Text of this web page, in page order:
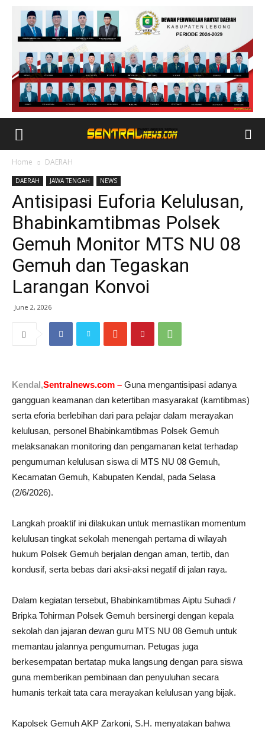
Home DAERAH
DAERAH JAWA TENGAH NEWS
Antisipasi Euforia Kelulusan,
Bhabinkamtibmas Polsek
Gemuh Monitor MTS NU 08
Gemuh dan Tegaskan
Larangan Konvoi
June 2, 2026
Kendal,Sentralnews.com – Guna mengantisipasi adanya
gangguan keamanan dan ketertiban masyarakat (kamtibmas)
serta eforia berlebihan dari para pelajar dalam merayakan
kelulusan, personel Bhabinkamtibmas Polsek Gemuh
melaksanakan monitoring dan pengamanan ketat terhadap
pengumuman kelulusan siswa di MTS NU 08 Gemuh,
Kecamatan Gemuh, Kabupaten Kendal, pada Selasa
(2/6/2026).
Langkah proaktif ini dilakukan untuk memastikan momentum
kelulusan tingkat sekolah menengah pertama di wilayah
hukum Polsek Gemuh berjalan dengan aman, tertib, dan
kondusif, serta bebas dari aksi-aksi negatif di jalan raya.
Dalam kegiatan tersebut, Bhabinkamtibmas Aiptu Suhadi /
Bripka Tohirman Polsek Gemuh bersinergi dengan kepala
sekolah dan jajaran dewan guru MTS NU 08 Gemuh untuk
memantau jalannya pengumuman. Petugas juga
berkesempatan bertatap muka langsung dengan para siswa
guna memberikan pembinaan dan penyuluhan secara
humanis terkait tata cara merayakan kelulusan yang bijak.
Kapolsek Gemuh AKP Zarkoni, S.H. menyatakan bahwa